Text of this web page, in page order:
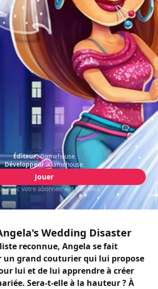
Éditeur :Gamehouse
Développeur :Gamehouse
Jouer
avec votre abonnement Blacknut
Wedding Disaster
reconnue, Angela se fait
un grand couturier qui lui propose
lui et de lui apprendre à créer
Sera-t-elle à la hauteur ? À